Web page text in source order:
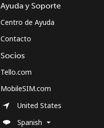
Ayuda y Soporte
Centro de Ayuda
Contacto
Socios
Tello.com
MobileSIM.com
United States
Spanish